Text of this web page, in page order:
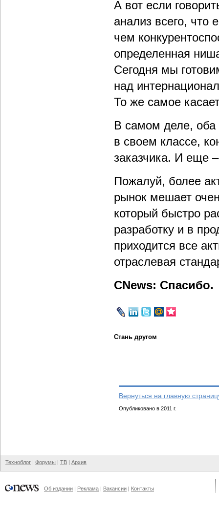
А вот если
анализ всего, что
чем
определенная
Сегодня мы
над
То же самое
В самом деле, оба
в своем классе,
заказчика. И еще
Пожалуй, более
рынок мешает
который быстро
разработку и в
приходится все
отраслевая
CNews: Спасибо.
Стань другом
Вернуться на главную
Опубликовано в 2011 г.
Техноблог | Форумы | ТВ | Архив
Об издании | Реклама | Вакансии | Контакты